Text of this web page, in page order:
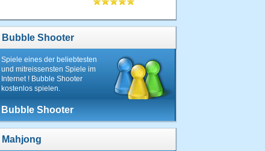
Bubble Shooter
Spiele eines der beliebtesten
und mitreissensten Spiele im
Internet ! Bubble Shooter
kostenlos spielen.
Bubble Shooter
Mahjong